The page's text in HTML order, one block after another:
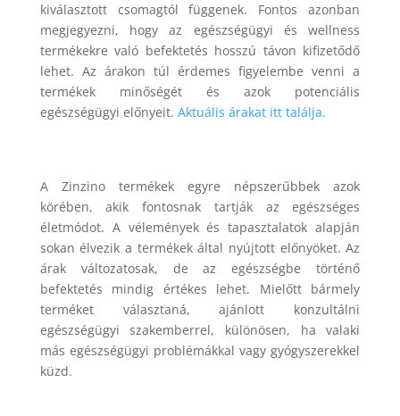
kiválasztott csomagtól függenek. Fontos azonban
megjegyezni, hogy az egészségügyi és wellness
termékekre való befektetés hosszú távon kifizetődő
lehet. Az árakon túl érdemes figyelembe venni a
termékek minőségét és azok potenciális
egészségügyi előnyeit. Aktuális árakat itt találja.
A Zinzino termékek egyre népszerűbbek azok
körében, akik fontosnak tartják az egészséges
életmódot. A vélemények és tapasztalatok alapján
sokan élvezik a termékek által nyújtott előnyöket. Az
árak változatosak, de az egészségbe történő
befektetés mindig értékes lehet. Mielőtt bármely
terméket választaná, ajánlott konzultálni
egészségügyi szakemberrel, különösen, ha valaki
más egészségügyi problémákkal vagy gyógyszerekkel
küzd.